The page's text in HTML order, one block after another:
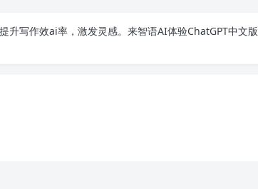
升写作效ai率，激发灵感。来智语AI体验ChatGPT中文版